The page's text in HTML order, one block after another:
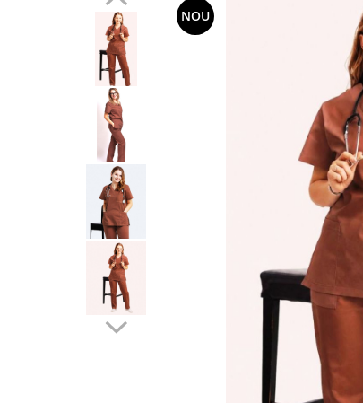
Bluze unisex cu imprimeuri
Bluze medicale uni
Halate medicale
Halate medicale femei
Halate medicale barbati
Halate medicale P2 cu fluturas
Halate medicale cu nasturi
Halate medicale cu fermoar
Halate medicale polar - unisex
NOU